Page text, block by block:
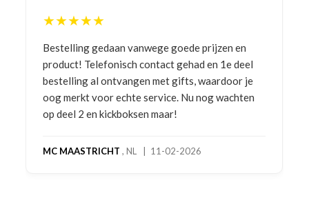
★★★★★
Bestelling gedaan vanwege goede prijzen en
product! Telefonisch contact gehad en 1e deel
bestelling al ontvangen met gifts, waardoor je
oog merkt voor echte service. Nu nog wachten
op deel 2 en kickboksen maar!
MC MAASTRICHT , NL | 11-02-2026